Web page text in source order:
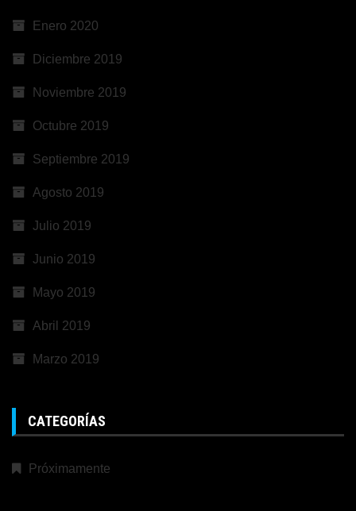
Enero 2020
Diciembre 2019
Noviembre 2019
Octubre 2019
Septiembre 2019
Agosto 2019
Julio 2019
Junio 2019
Mayo 2019
Abril 2019
Marzo 2019
CATEGORÍAS
Próximamente